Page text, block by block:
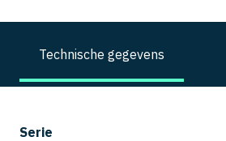
Technische gegevens
Serie